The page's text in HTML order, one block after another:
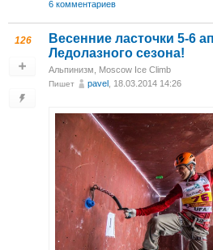
6 комментариев
126
Весенние ласточки 5-6
Ледолазного сезона!
Альпинизм Moscow Ice Climb
Пишет pavel , 18.03.2014 14:26